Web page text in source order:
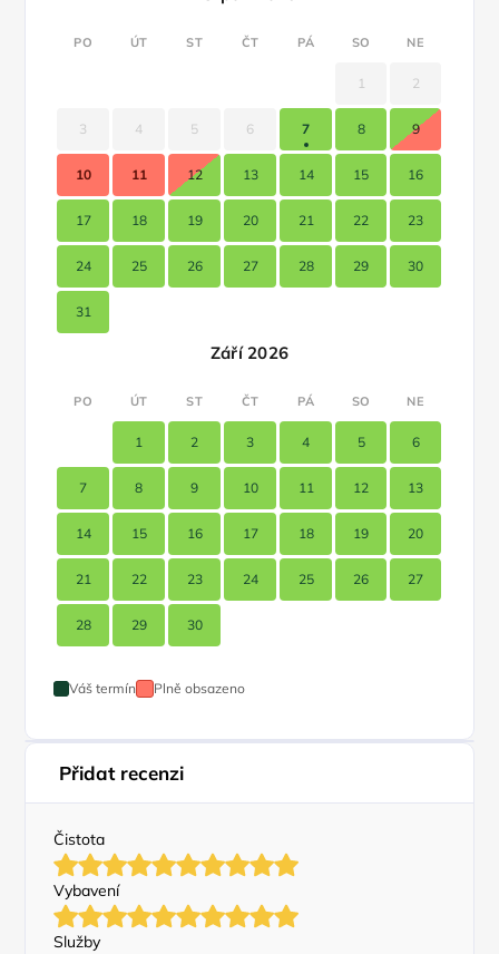
PO ÚT ST ČT PÁ SO NE
1 2
3 4 5 6 7 8 9
10 11 12 13 14 15 16
17 18 19 20 21 22 23
24 25 26 27 28 29 30
31
Září 2026
PO ÚT ST ČT PÁ SO NE
1 2 3 4 5 6
7 8 9 10 11 12 13
14 15 16 17 18 19 20
21 22 23 24 25 26 27
28 29 30
Váš termín Plně obsazeno
Přidat recenzi
Čistota
Vybavení
Služby